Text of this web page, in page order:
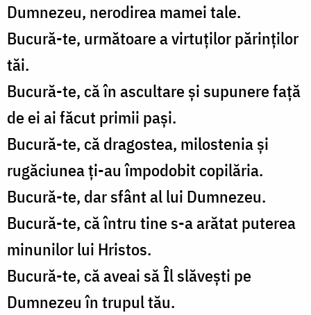
Dumnezeu, nerodirea mamei tale.
Bucură-te, următoare a virtuților părinților
tăi.
Bucură-te, că în ascultare și supunere față
de ei ai făcut primii pași.
Bucură-te, că dragostea, milostenia și
rugăciunea ți-au împodobit copilăria.
Bucură-te, dar sfânt al lui Dumnezeu.
Bucură-te, că întru tine s-a arătat puterea
minunilor lui Hristos.
Bucură-te, că aveai să Îl slăvești pe
Dumnezeu în trupul tău.